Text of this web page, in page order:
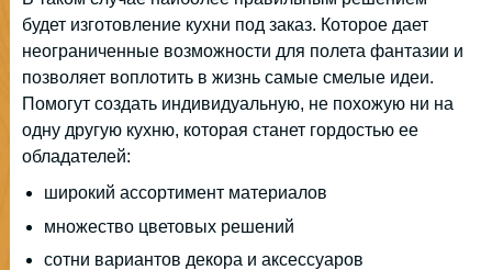
будет изготовление кухни под заказ. Которое дает
неограниченные возможности для полета фантазии и
позволяет воплотить в жизнь самые смелые идеи.
Помогут создать индивидуальную, не похожую ни на
одну другую кухню, которая станет гордостью ее
обладателей:
широкий ассортимент материалов
множество цветовых решений
сотни вариантов декора и аксессуаров